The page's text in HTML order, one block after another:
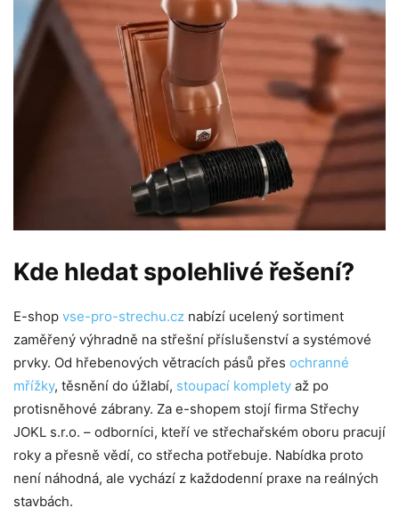
Kde hledat spolehlivé řešení?
E-shop vse-pro-strechu.cz nabízí ucelený sortiment
zaměřený výhradně na střešní příslušenství a systémové
prvky. Od hřebenových větracích pásů přes ochranné
mřížky, těsnění do úžlabí, stoupací komplety až po
protisněhové zábrany. Za e-shopem stojí firma Střechy
JOKL s.r.o. – odborníci, kteří ve střechařském oboru pracují
roky a přesně vědí, co střecha potřebuje. Nabídka proto
není náhodná, ale vychází z každodenní praxe na reálných
stavbách.